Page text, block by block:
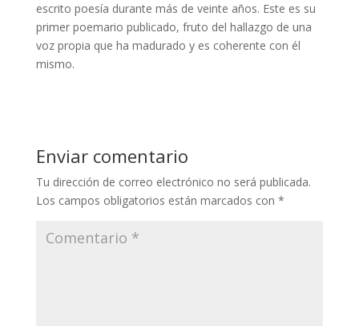
escrito poesía durante más de veinte años. Este es su
primer poemario publicado, fruto del hallazgo de una
voz propia que ha madurado y es coherente con él
mismo.
Enviar comentario
Tu dirección de correo electrónico no será publicada.
Los campos obligatorios están marcados con *